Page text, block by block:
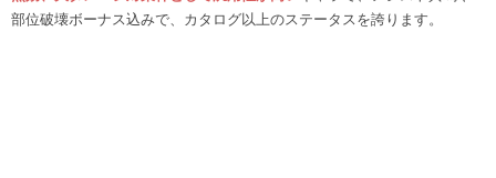
部位破壊ボーナス込みで、カタログ以上のステータスを誇ります。